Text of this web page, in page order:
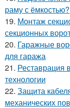
раму с ёмкостью?
19. Монтаж
секционных
20. Гаражные
для гаража
21. Реставрация
технологии
22. Защита
механических